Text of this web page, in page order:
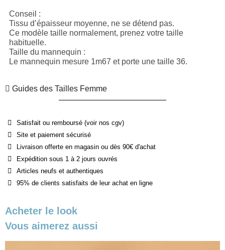
Conseil :
Tissu d’épaisseur moyenne, ne se détend pas.
Ce modèle taille normalement, prenez votre taille
habituelle.
Taille du mannequin :
Le mannequin mesure 1m67 et porte une taille 36.
Guides des Tailles Femme
Satisfait ou remboursé (voir nos cgv)
Site et paiement sécurisé
Livraison offerte en magasin ou dès 90€ d'achat
Expédition sous 1 à 2 jours ouvrés
Articles neufs et authentiques
95% de clients satisfaits de leur achat en ligne
Acheter le look
Vous aimerez aussi